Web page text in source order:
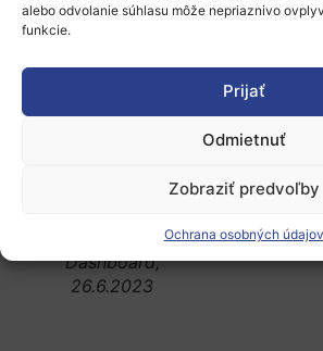
alebo odvolanie súhlasu môže nepriaznivo
funkcie.
Prijať
Odmietnuť
Zobraziť predvoľby
Ochrana osobných údajov
Graf 4:
a financované
návrhy podľa
programu HE.
Dashboard,
26.6.2023